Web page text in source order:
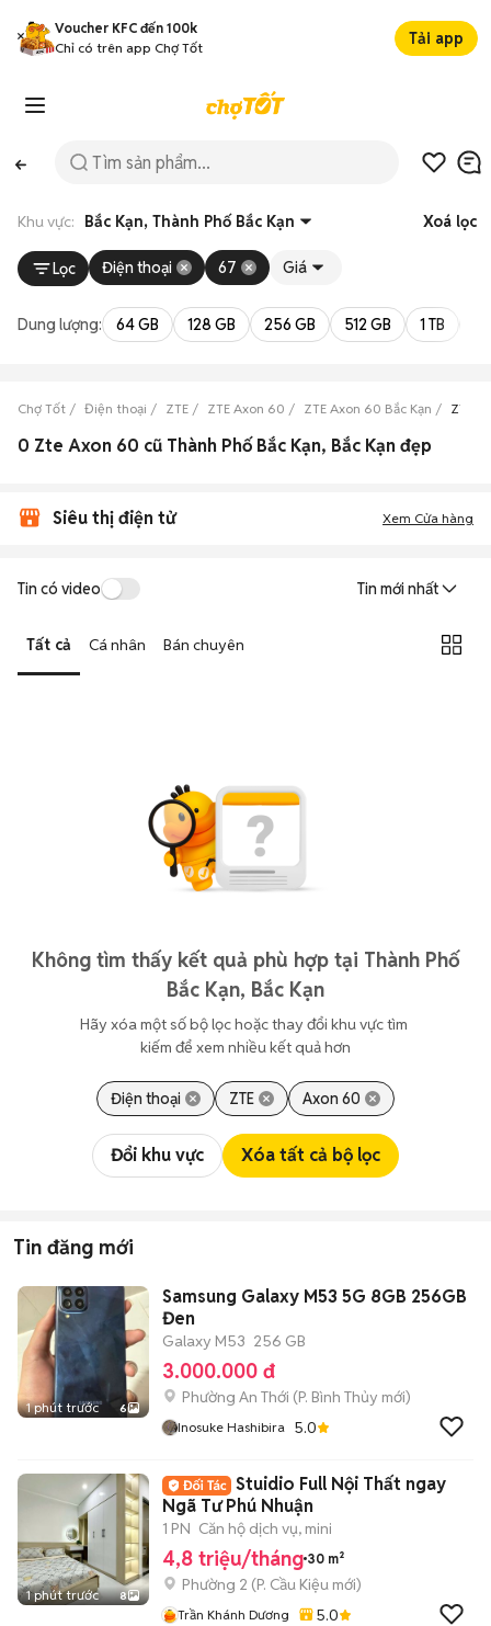
Voucher KFC đến 100k
Chỉ có trên app Chợ Tốt
Tải app
Khu vực: Bắc Kạn, Thành Phố Bắc Kạn Xoá lọc
Lọc Điện thoại 67 Giá
Dung lượng: 64 GB 128 GB 256 GB 512 GB 1 TB
Chợ Tốt Điện thoại ZTE ZTE Axon 60 ZTE Axon 60 Bắc Kạn ZTE
0 Zte Axon 60 cũ Thành Phố Bắc Kạn, Bắc Kạn đẹp
Siêu thị điện tử Xem Cửa hàng
Tin có video Tin mới nhất
Tất cả Cá nhân Bán chuyên
Không tìm thấy kết quả phù hợp tại Thành Phố
Bắc Kạn, Bắc Kạn
Hãy xóa một số bộ lọc hoặc thay đổi khu vực tìm
kiếm để xem nhiều kết quả hơn
Điện thoại ZTE Axon 60
Đổi khu vực Xóa tất cả bộ lọc
Tin đăng mới
1 phút trước 6
Samsung Galaxy M53 5G 8GB 256GB
Đen
Galaxy M53 256 GB
3.000.000 đ
Phường An Thới (P. Bình Thủy mới)
Inosuke Hashibira 5.0
1 phút trước 8
Stuidio Full Nội Thất ngay
Ngã Tư Phú Nhuận
1 PN Căn hộ dịch vụ, mini
4,8 triệu/tháng 30 m²
Phường 2 (P. Cầu Kiệu mới)
Trần Khánh Dương 5.0